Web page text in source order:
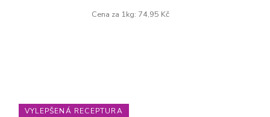
Cena za 1kg: 74,95 Kč
VYLEPŠENÁ RECEPTURA